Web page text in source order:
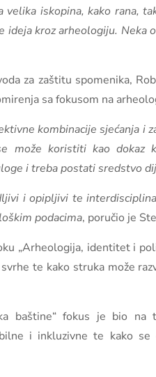
iskopina, kako rana,
kroz arheologiju. Neka
za zaštitu spomenika,
sa fokusom na
kombinacije sjećanja i
može koristiti kao
i treba postati sredstvo
i opipljivi te
podacima, poručio je
„Arheologija, identitet i
te kako struka može
baštine“ fokus je bio na
i inkluzivne te kako se